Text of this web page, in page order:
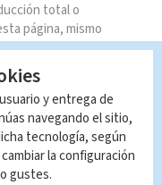
total o
página, mismo
su
constituye una
con las
y entrega de
navegando el sitio,
tecnología, según
la configuración
gustes.